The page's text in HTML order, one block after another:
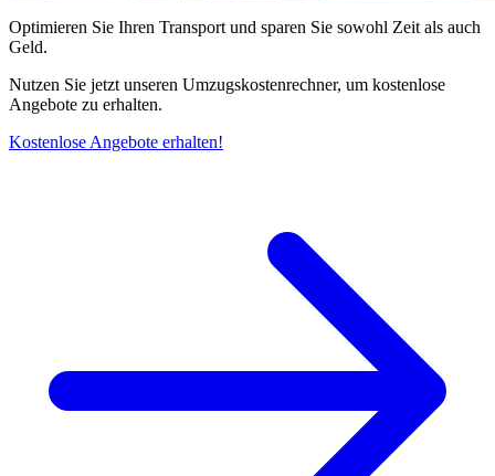
Optimieren Sie Ihren Transport und sparen Sie sowohl Zeit als auch
Geld.
Nutzen Sie jetzt unseren Umzugskostenrechner, um kostenlose
Angebote zu erhalten.
Kostenlose Angebote erhalten!